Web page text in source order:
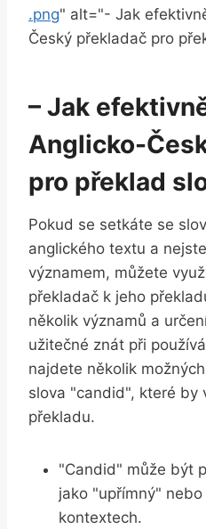
.png" alt="- Jak
Český překladač pro
– Jak
Anglicko-
pro překlad
Pokud se setkáte se
anglického textu a
významem, můžete
překladač k jeho
několik významů a
užitečné znát při
najdete několik
slova "candid", které by
překladu.
"Candid" může být
jako "upřímný"
kontextech.